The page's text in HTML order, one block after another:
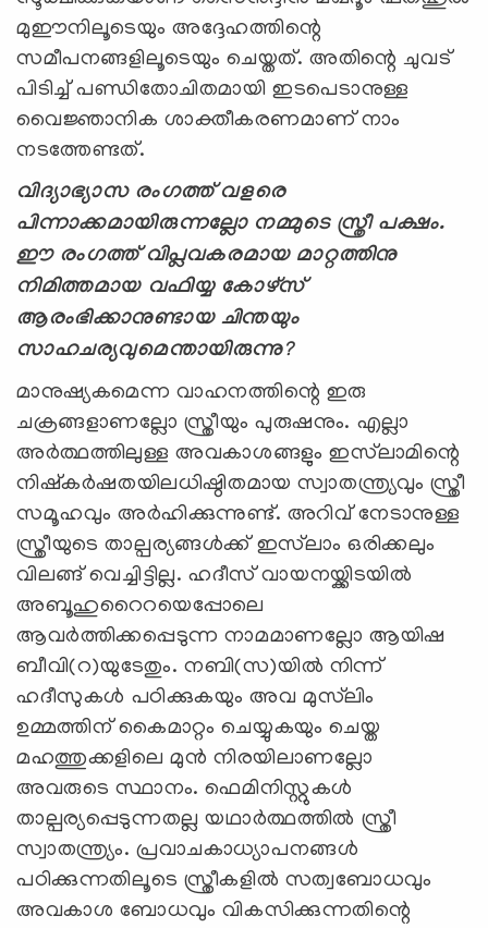
മുഈനിലൂടെയും അദ്ദേഹത്തിന്റെ
സമീപനങ്ങളിലൂടെയും ചെയ്തത്. അതിന്റെ ചുവട്
പിടിച്ച് പണ്ഡിതോചിതമായി ഇടപെടാനുള്ള
വൈജ്ഞാനിക ശാക്തീകരണമാണ് നാം
നടത്തേണ്ടത്.
വിദ്യാഭ്യാസ രംഗത്ത് വളരെ
പിന്നാക്കമായിരുന്നല്ലോ നമ്മുടെ സ്ത്രീ പക്ഷം.
ഈ രംഗത്ത് വിപ്ലവകരമായ മാറ്റത്തിനു
നിമിത്തമായ വഫിയ്യ കോഴ്സ്
ആരംഭിക്കാനുണ്ടായ ചിന്തയും
സാഹചര്യവുമെന്തായിരുന്നു?
മാനുഷ്യകമെന്ന വാഹനത്തിന്റെ ഇരു
ചക്രങ്ങളാണല്ലോ സ്ത്രീയും പുരുഷനും. എല്ലാ
അര്‍ത്ഥത്തിലുള്ള അവകാശങ്ങളും ഇസ്‍ലാമിന്റെ
നിഷ്കര്‍ഷതയിലധിഷ്ഠിതമായ സ്വാതന്ത്ര്യവും സ്ത്രീ
സമൂഹവും അര്‍ഹിക്കുന്നുണ്ട്. അറിവ് നേടാനുള്ള
സ്ത്രീയുടെ താല്പര്യങ്ങള്‍ക്ക് ഇസ്‍ലാം ഒരിക്കലും
വിലങ്ങ് വെച്ചിട്ടില്ല. ഹദീസ് വായനയ്ക്കിടയില്‍
അബൂഹുറൈറയെപ്പോലെ
ആവര്‍ത്തിക്കപ്പെടുന്ന നാമമാണല്ലോ ആയിഷ
ബീവി(റ)യുടേതും. നബി(സ)യില്‍ നിന്ന്
ഹദീസുകള്‍ പഠിക്കുകയും അവ മുസ്‍ലിം
ഉമ്മത്തിന് കൈമാറ്റം ചെയ്യുകയും ചെയ്ത
മഹത്തുക്കളിലെ മുന്‍ നിരയിലാണല്ലോ
അവരുടെ സ്ഥാനം. ഫെമിനിസ്റ്റുകള്‍
താല്പര്യപ്പെടുന്നതല്ല യഥാര്‍ത്ഥത്തില്‍ സ്ത്രീ
സ്വാതന്ത്ര്യം. പ്രവാചകാധ്യാപനങ്ങള്‍
പഠിക്കുന്നതിലൂടെ സ്ത്രീകളില്‍ സത്വബോധവും
അവകാശ ബോധവും വികസിക്കുന്നതിന്റെ